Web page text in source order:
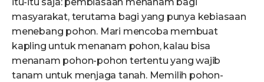
masyarakat, terutama bagi yang punya kebiasaan
menebang pohon. Mari mencoba membuat
kapling untuk menanam pohon, kalau bisa
menanam pohon-pohon tertentu yang wajib
tanam untuk menjaga tanah. Memilih pohon-